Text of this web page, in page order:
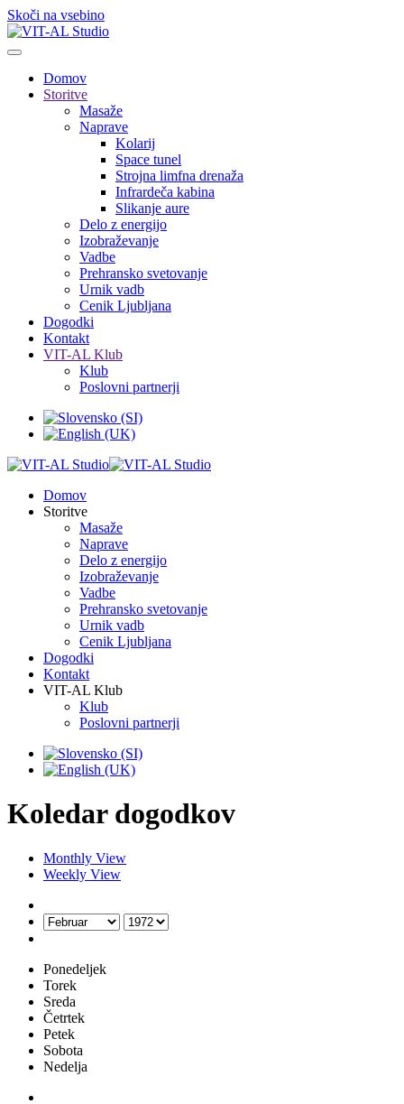
Skoči na vsebino
Domov
Storitve
Masaže
Naprave
Kolarij
Space tunel
Strojna limfna drenaža
Infrardeča kabina
Slikanje aure
Delo z energijo
Izobraževanje
Vadbe
Prehransko svetovanje
Urnik vadb
Cenik Ljubljana
Dogodki
Kontakt
VIT-AL Klub
Klub
Poslovni partnerji
Domov
Storitve
Masaže
Naprave
Delo z energijo
Izobraževanje
Vadbe
Prehransko svetovanje
Urnik vadb
Cenik Ljubljana
Dogodki
Kontakt
VIT-AL Klub
Klub
Poslovni partnerji
Koledar dogodkov
Monthly View
Weekly View
Ponedeljek
Torek
Sreda
Četrtek
Petek
Sobota
Nedelja